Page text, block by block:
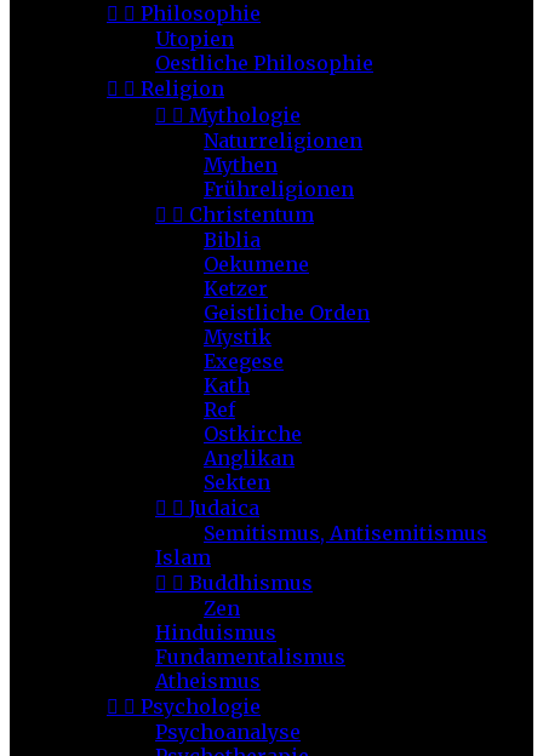
  Philosophie
Utopien
Oestliche Philosophie
  Religion
  Mythologie
Naturreligionen
Mythen
Frühreligionen
  Christentum
Biblia
Oekumene
Ketzer
Geistliche Orden
Mystik
Exegese
Kath
Ref
Ostkirche
Anglikan
Sekten
  Judaica
Semitismus, Antisemitismus
Islam
  Buddhismus
Zen
Hinduismus
Fundamentalismus
Atheismus
  Psychologie
Psychoanalyse